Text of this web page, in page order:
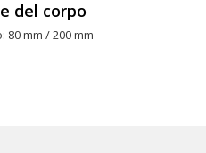
del corpo
mm / 200 mm